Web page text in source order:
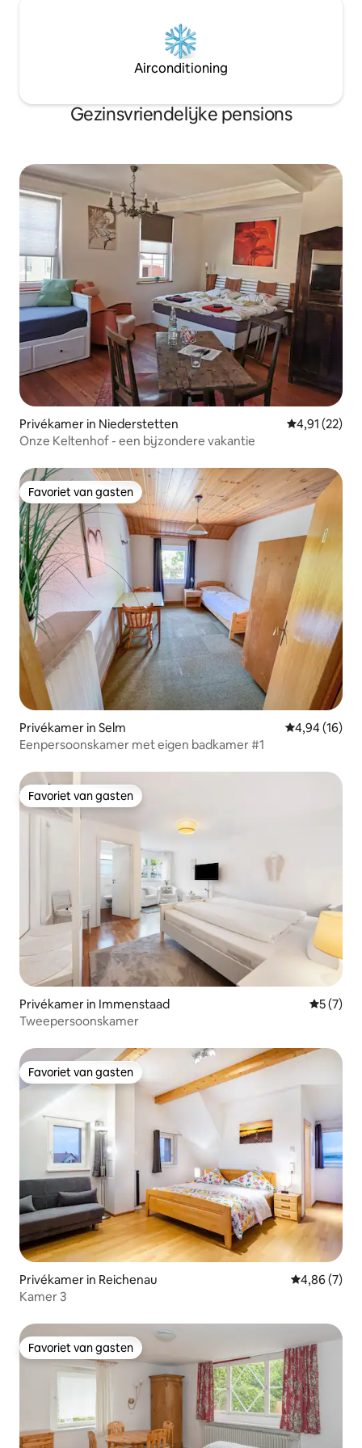
Airconditioning
Gezinsvriendelijke pensions
Privékamer in Niederstetten Gemiddelde
4,91 (22)
Onze Keltenhof - een bijzondere vakantie
Favoriet van gasten
Favoriet van gasten
Privékamer in Selm Gemiddelde
4,94 (16)
Eenpersoonskamer met eigen badkamer #1
Favoriet van gasten
Favoriet van gasten
Privékamer in Immenstaad
5 (7)
Tweepersoonskamer
Favoriet van gasten
Favoriet van gasten
Privékamer in Reichenau Gemiddelde
4,86 (7)
Kamer 3
Favoriet van gasten
Favoriet van gasten